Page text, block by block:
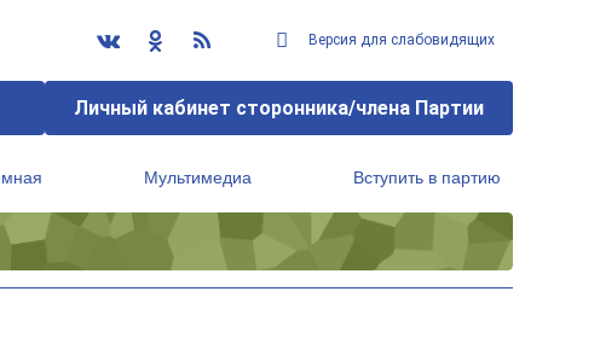
Версия для слабовидящих
Личный кабинет сторонника/члена Партии
Мультимедиа Вступить в партию